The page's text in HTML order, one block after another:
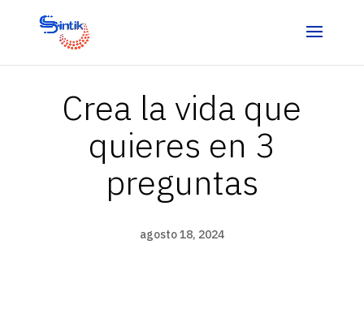
Crea la vida que
quieres en 3
preguntas
agosto 18, 2024